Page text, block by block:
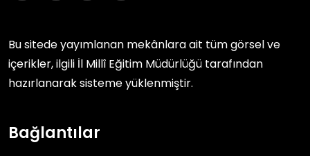
Bu sitede yayımlanan mekânlara ait tüm görsel ve
içerikler, ilgili İl Millî Eğitim Müdürlüğü tarafından
hazırlanarak sisteme yüklenmiştir.
Bağlantılar